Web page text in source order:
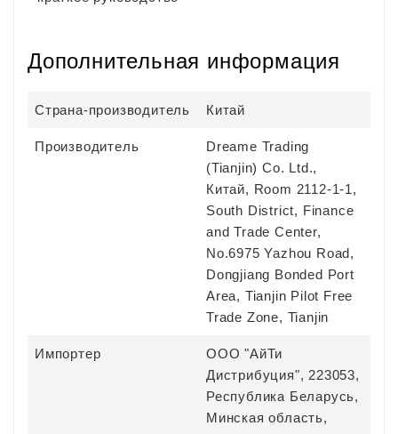
Дополнительная информация
Страна-производитель Китай
Производитель
Dreame Trading
(Tianjin) Co. Ltd.,
Китай, Room 2112-1-1,
South District, Finance
and Trade Center,
No.6975 Yazhou Road,
Dongjiang Bonded Port
Area, Tianjin Pilot Free
Trade Zone, Tianjin
Импортер
ООО "АйТи
Дистрибуция", 223053,
Республика Беларусь,
Минская область,